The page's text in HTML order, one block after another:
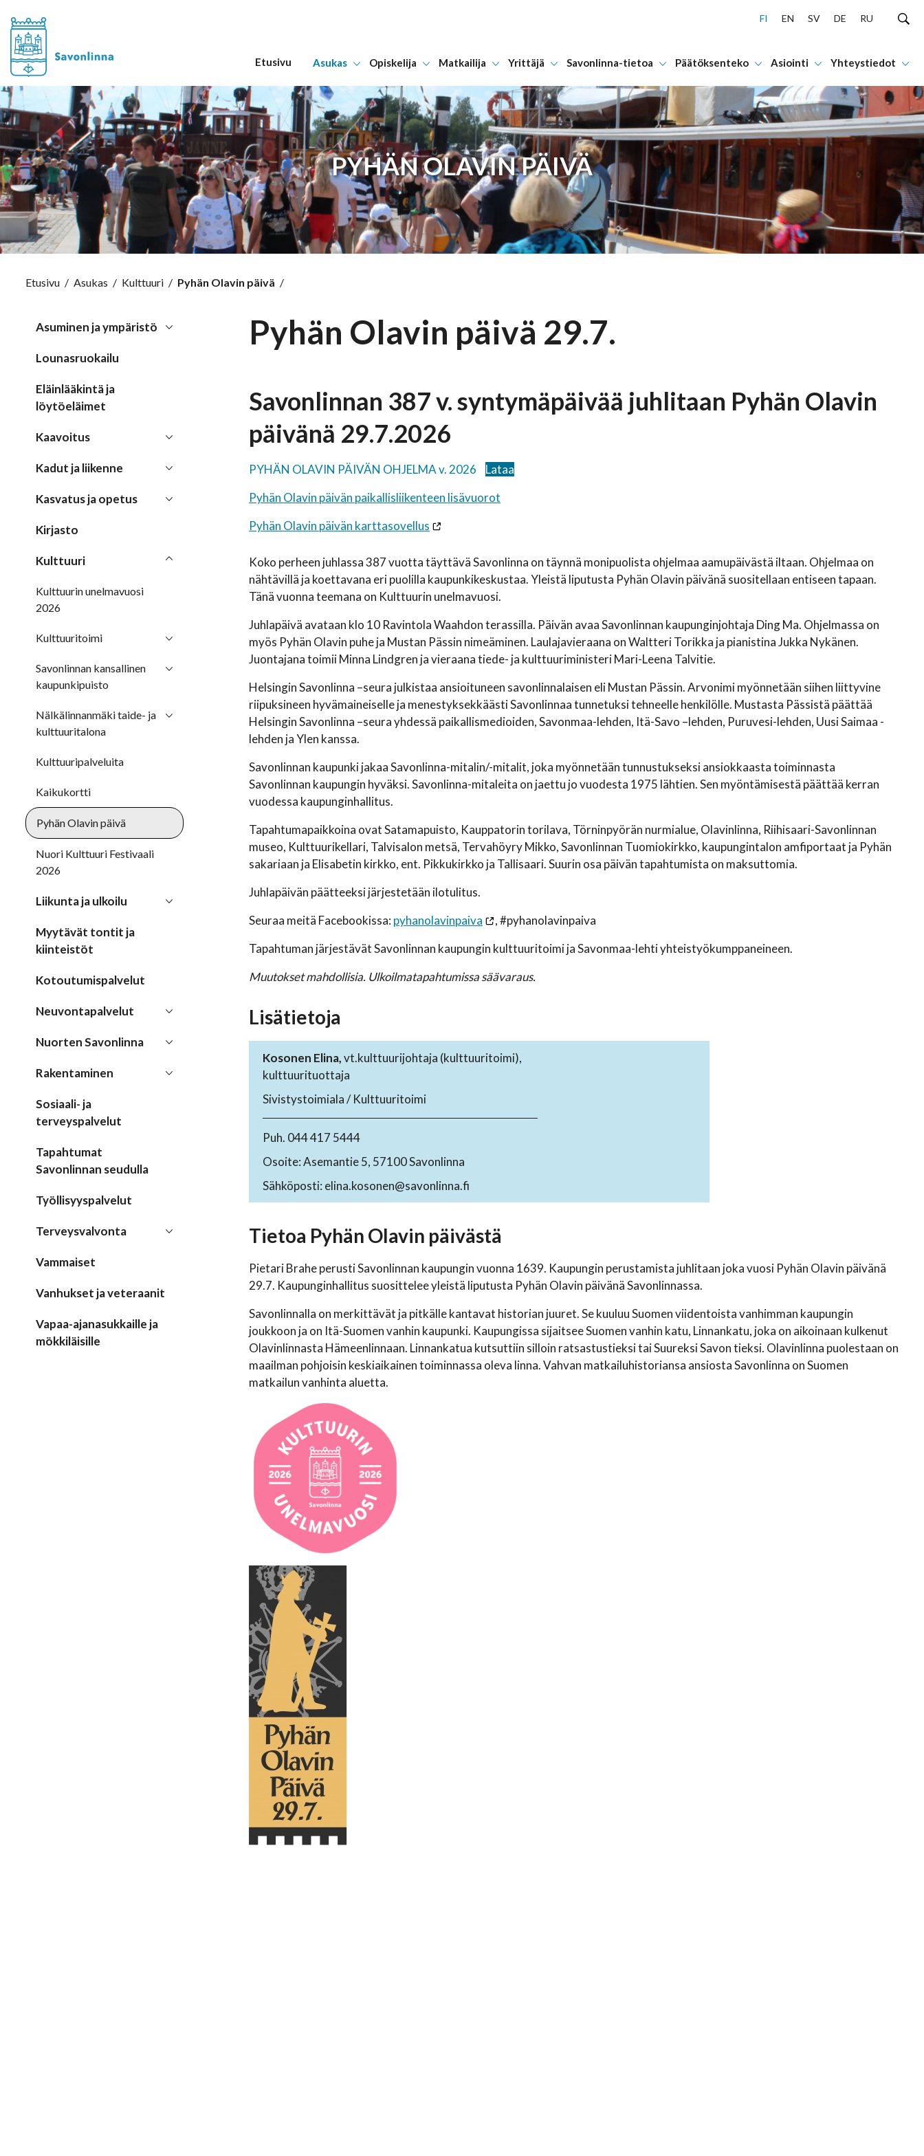
Hyppää sisältöön
FI EN SV DE RU
Etusivu Asukas Opiskelija Matkailija Yrittäjä Savonlinna-tietoa Päätöksenteko Asiointi Yhteystiedot
PYHÄN OLAVIN PÄIVÄ
Etusivu / Asukas / Kulttuuri / Pyhän Olavin päivä /
Asuminen ja ympäristö
Lounasruokailu
Eläinlääkintä ja
löytöeläimet
Kaavoitus
Kadut ja liikenne
Kasvatus ja opetus
Kirjasto
Kulttuuri
Kulttuurin unelmavuosi
2026
Kulttuuritoimi
Savonlinnan kansallinen
kaupunkipuisto
Nälkälinnanmäki taide- ja
kulttuuritalona
Kulttuuripalveluita
Kaikukortti
Pyhän Olavin päivä
Nuori Kulttuuri Festivaali
2026
Liikunta ja ulkoilu
Myytävät tontit ja
kiinteistöt
Kotoutumispalvelut
Neuvontapalvelut
Nuorten Savonlinna
Rakentaminen
Sosiaali- ja
terveyspalvelut
Tapahtumat
Savonlinnan seudulla
Työllisyyspalvelut
Terveysvalvonta
Vammaiset
Vanhukset ja veteraanit
Vapaa-ajanasukkaille ja
mökkiläisille
Pyhän Olavin päivä 29.7.
Savonlinnan 387 v. syntymäpäivää juhlitaan Pyhän Olavin
päivänä 29.7.2026
PYHÄN OLAVIN PÄIVÄN OHJELMA v. 2026
Lataa
Pyhän Olavin päivän paikallisliikenteen lisävuorot
Pyhän Olavin päivän karttasovellus
Koko perheen juhlassa 387 vuotta täyttävä Savonlinna on täynnä monipuolista ohjelmaa aamupäivästä iltaan. Ohjelmaa on
nähtävillä ja koettavana eri puolilla kaupunkikeskustaa. Yleistä liputusta Pyhän Olavin päivänä suositellaan entiseen tapaan.
Tänä vuonna teemana on Kulttuurin unelmavuosi.
Juhlapäivä avataan klo 10 Ravintola Waahdon terassilla. Päivän avaa Savonlinnan kaupunginjohtaja Ding Ma. Ohjelmassa on
myös Pyhän Olavin puhe ja Mustan Pässin nimeäminen. Laulajavieraana on Waltteri Torikka ja pianistina Jukka Nykänen.
Juontajana toimii Minna Lindgren ja vieraana tiede- ja kulttuuriministeri Mari-Leena Talvitie.
Helsingin Savonlinna –seura julkistaa ansioituneen savonlinnalaisen eli Mustan Pässin. Arvonimi myönnetään siihen liittyvine
riipuksineen hyvämaineiselle ja menestyksekkäästi Savonlinnaa tunnetuksi tehneelle henkilölle. Mustasta Pässistä päättää
Helsingin Savonlinna –seura yhdessä paikallismedioiden, Savonmaa-lehden, Itä-Savo –lehden, Puruvesi-lehden, Uusi Saimaa -
lehden ja Ylen kanssa.
Savonlinnan kaupunki jakaa Savonlinna-mitalin/-mitalit, joka myönnetään tunnustukseksi ansiokkaasta toiminnasta
Savonlinnan kaupungin hyväksi. Savonlinna-mitaleita on jaettu jo vuodesta 1975 lähtien. Sen myöntämisestä päättää kerran
vuodessa kaupunginhallitus.
Tapahtumapaikkoina ovat Satamapuisto, Kauppatorin torilava, Törninpyörän nurmialue, Olavinlinna, Riihisaari-Savonlinnan
museo, Kulttuurikellari, Talvisalon metsä, Tervahöyry Mikko, Savonlinnan Tuomiokirkko, kaupungintalon amfiportaat ja Pyhän
sakariaan ja Elisabetin kirkko, ent. Pikkukirkko ja Tallisaari. Suurin osa päivän tapahtumista on maksuttomia.
Juhlapäivän päätteeksi järjestetään ilotulitus.
Seuraa meitä Facebookissa: pyhanolavinpaiva
, #pyhanolavinpaiva
Tapahtuman järjestävät Savonlinnan kaupungin kulttuuritoimi ja Savonmaa-lehti yhteistyökumppaneineen.
Muutokset mahdollisia. Ulkoilmatapahtumissa säävaraus.
Lisätietoja
Kosonen Elina,vt.kulttuurijohtaja (kulttuuritoimi),
kulttuurituottaja
Sivistystoimiala / Kulttuuritoimi
Puh. 044 417 5444
Osoite: Asemantie 5, 57100 Savonlinna
Sähköposti: elina.kosonen@savonlinna.fi
Tietoa Pyhän Olavin päivästä
Pietari Brahe perusti Savonlinnan kaupungin vuonna 1639. Kaupungin perustamista juhlitaan joka vuosi Pyhän Olavin päivänä
29.7. Kaupunginhallitus suosittelee yleistä liputusta Pyhän Olavin päivänä Savonlinnassa.
Savonlinnalla on merkittävät ja pitkälle kantavat historian juuret. Se kuuluu Suomen viidentoista vanhimman kaupungin
joukkoon ja on Itä-Suomen vanhin kaupunki. Kaupungissa sijaitsee Suomen vanhin katu, Linnankatu, joka on aikoinaan kulkenut
Olavinlinnasta Hämeenlinnaan. Linnankatua kutsuttiin silloin ratsastustieksi tai Suureksi Savon tieksi. Olavinlinna puolestaan on
maailman pohjoisin keskiaikainen toiminnassa oleva linna. Vahvan matkailuhistoriansa ansiosta Savonlinna on Suomen
matkailun vanhinta aluetta.